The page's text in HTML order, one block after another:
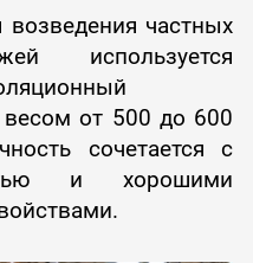
частных
используется
от 500 до 600
сочетается с
и хорошими